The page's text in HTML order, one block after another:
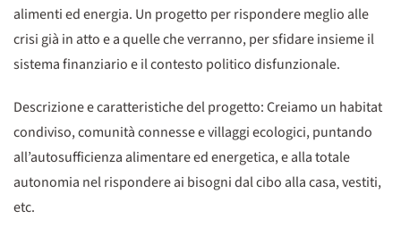
alimenti ed energia. Un progetto per rispondere meglio alle
crisi già in atto e a quelle che verranno, per sfidare insieme il
sistema finanziario e il contesto politico disfunzionale.
Descrizione e caratteristiche del progetto: Creiamo un habitat
condiviso, comunità connesse e villaggi ecologici, puntando
all’autosufficienza alimentare ed energetica, e alla totale
autonomia nel rispondere ai bisogni dal cibo alla casa, vestiti,
etc.